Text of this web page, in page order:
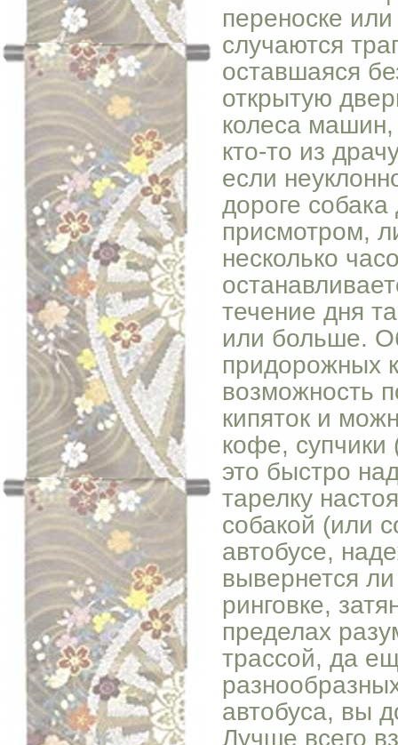
переноске
случаются
оставшаяся
открытую
колеса машин,
кто-то из
если
дороге
присмотром,
несколько
течение дня
или больше.
придорожных
возможность
кипяток и
кофе, супчики
это быстро
тарелку
собакой (или
автобусе,
вывернется
ринговке,
пределах
трассой, да
автобуса, вы
Лучше всего